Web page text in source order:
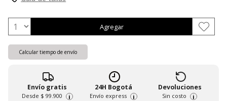
Agregar
Calcular tiempo de envío
Envío gratis
Desde $ 99.900 i
24H Bogotá
Envío express i
Devoluciones
Sin costo i